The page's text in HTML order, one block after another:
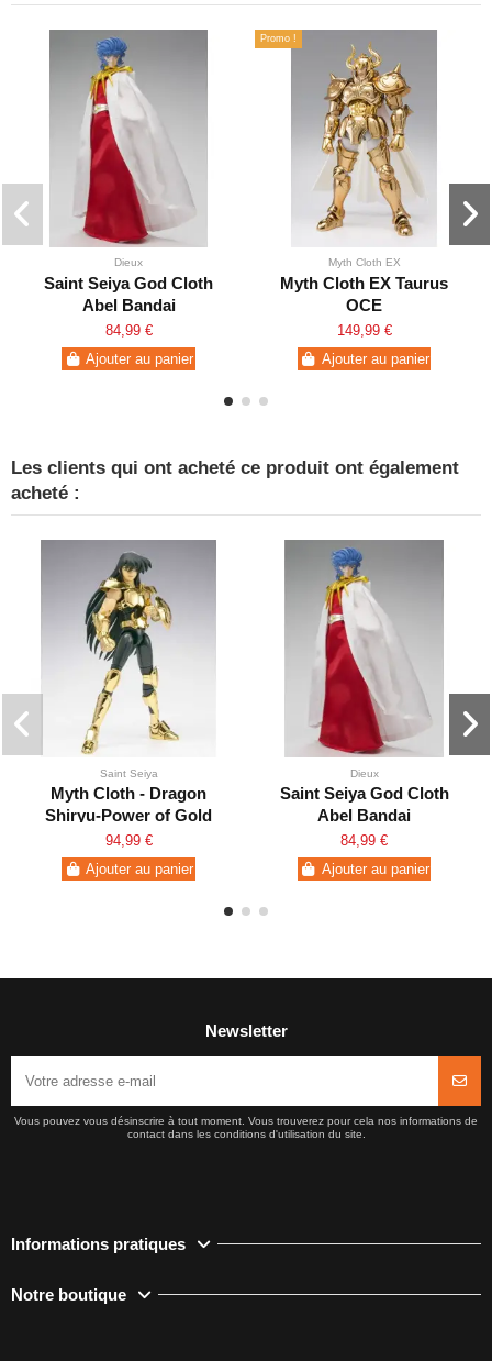
Dieux
Saint Seiya God Cloth
Abel Bandai
84,99 €
Ajouter au panier
Promo !
Myth Cloth EX
Myth Cloth EX Taurus
OCE
149,99 €
Ajouter au panier
Les clients qui ont acheté ce produit ont également
acheté :
Saint Seiya
Myth Cloth - Dragon
Shiryu-Power of Gold
(TOEI Animation
Exclusive)
94,99 €
Ajouter au panier
Dieux
Saint Seiya God Cloth
Abel Bandai
84,99 €
Ajouter au panier
Newsletter
Vous pouvez vous désinscrire à tout moment. Vous trouverez pour cela nos informations de
contact dans les conditions d'utilisation du site.
Informations pratiques
Notre boutique